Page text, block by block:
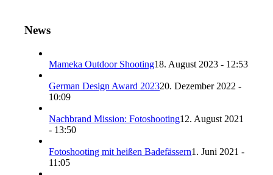
News
Mameka Outdoor Shooting18. August 2023 - 12:53
German Design Award 202320. Dezember 2022 -
10:09
Nachbrand Mission: Fotoshooting12. August 2021
- 13:50
Fotoshooting mit heißen Badefässern1. Juni 2021 -
11:05